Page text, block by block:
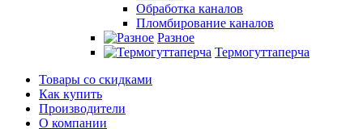
Обработка каналов
Пломбирование каналов
Разное
Термогуттаперча
Товары со скидками
Как купить
Производители
О компании